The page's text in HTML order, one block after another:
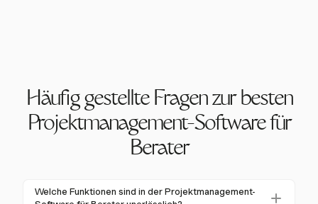
Häufig gestellte Fragen zur besten
Projektmanagement-Software für
Berater
Welche Funktionen sind in der Projektmanagement-